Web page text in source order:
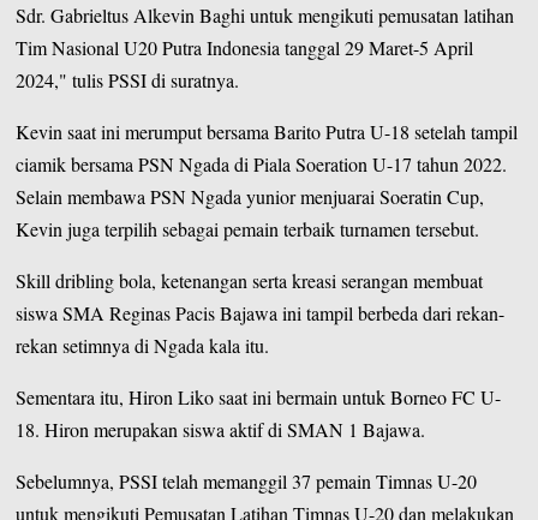
Sdr. Gabrieltus Alkevin Baghi untuk mengikuti pemusatan latihan
Tim Nasional U20 Putra Indonesia tanggal 29 Maret-5 April
2024," tulis PSSI di suratnya.
Kevin saat ini merumput bersama Barito Putra U-18 setelah tampil
ciamik bersama PSN Ngada di Piala Soeration U-17 tahun 2022.
Selain membawa PSN Ngada yunior menjuarai Soeratin Cup,
Kevin juga terpilih sebagai pemain terbaik turnamen tersebut.
Skill dribling bola, ketenangan serta kreasi serangan membuat
siswa SMA Reginas Pacis Bajawa ini tampil berbeda dari rekan-
rekan setimnya di Ngada kala itu.
Sementara itu, Hiron Liko saat ini bermain untuk Borneo FC U-
18. Hiron merupakan siswa aktif di SMAN 1 Bajawa.
Sebelumnya, PSSI telah memanggil 37 pemain Timnas U-20
untuk mengikuti Pemusatan Latihan Timnas U-20 dan melakukan